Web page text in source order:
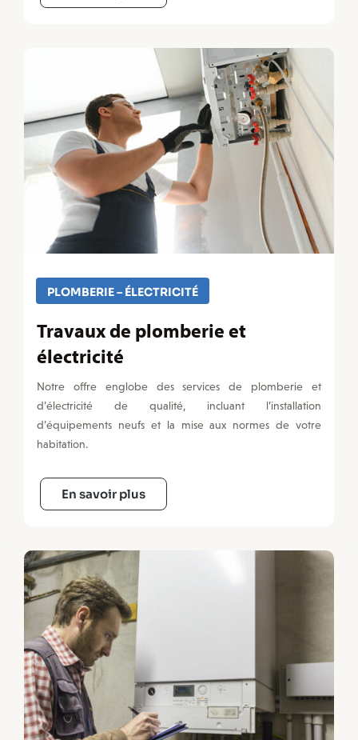
PLOMBERIE – ÉLECTRICITÉ
Travaux de plomberie et
électricité
Notre offre englobe des services de plomberie et
d’électricité de qualité, incluant l’installation
d’équipements neufs et la mise aux normes de votre
habitation.
En savoir plus